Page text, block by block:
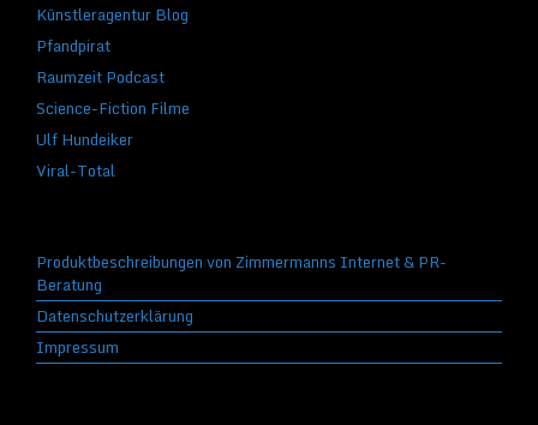
Künstleragentur Blog
Pfandpirat
Raumzeit Podcast
Science-Fiction Filme
Ulf Hundeiker
Viral-Total
Produktbeschreibungen von Zimmermanns Internet & PR-
Beratung
Datenschutzerklärung
Impressum